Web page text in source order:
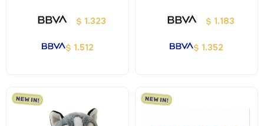
$ 1.323
$ 1.512
$ 1.183
$ 1.352